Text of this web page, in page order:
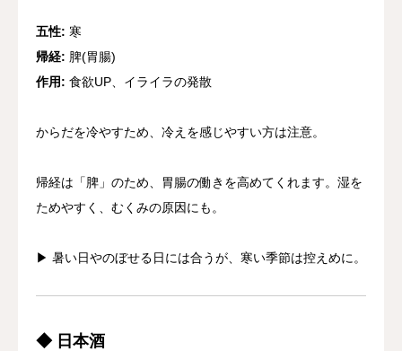
五性: 寒
帰経: 脾(胃腸)
作用: 食欲UP、イライラの発散
からだを冷やすため、冷えを感じやすい方は注意。
帰経は「脾」のため、胃腸の働きを高めてくれます。湿を
ためやすく、むくみの原因にも。
▶︎ 暑い日やのぼせる日には合うが、寒い季節は控えめに。
◆ 日本酒